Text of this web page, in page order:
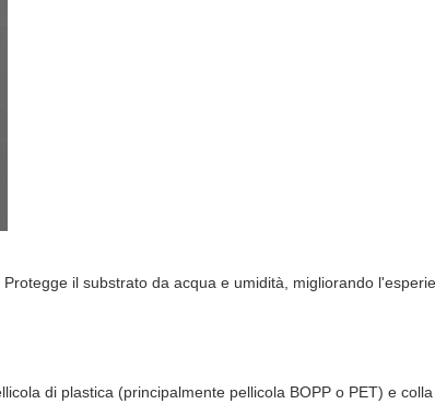
il substrato da acqua e umidità, migliorando
di plastica (principalmente pellicola BOPP o PET) e